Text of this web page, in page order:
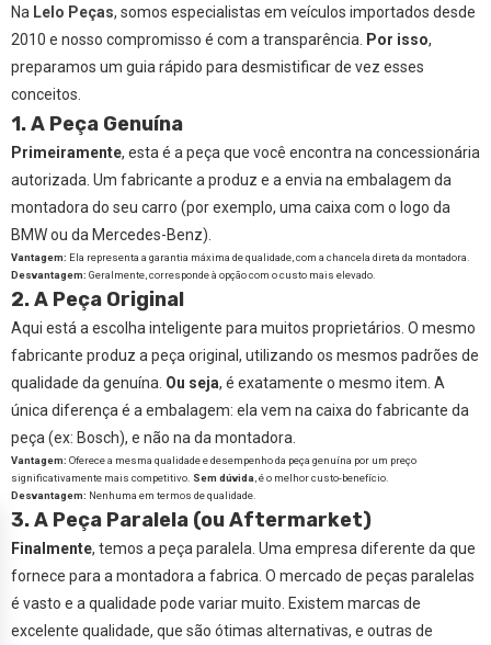
Na Lelo Peças, somos especialistas em veículos importados desde
2010 e nosso compromisso é com a transparência.
Por isso,
preparamos um guia rápido para desmistificar de vez esses
conceitos.
1. A Peça Genuína
Primeiramente, esta é a peça que você encontra na concessionária
autorizada. Um fabricante a produz e a envia na embalagem da
montadora do seu carro (por exemplo, uma caixa com o logo da
BMW ou da Mercedes-Benz).
Vantagem: Ela representa a garantia máxima de qualidade, com a chancela direta da montadora.
Desvantagem: Geralmente, corresponde à opção com o custo mais elevado.
2. A Peça Original
Aqui está a escolha inteligente para muitos proprietários. O mesmo
fabricante produz a peça original, utilizando os mesmos padrões de
qualidade da genuína. Ou seja, é exatamente o mesmo item. A
única diferença é a embalagem: ela vem na caixa do fabricante da
peça (ex: Bosch), e não na da montadora.
Vantagem: Oferece a mesma qualidade e desempenho da peça genuína por um preço
significativamente mais competitivo. Sem dúvida , é o melhor custo-benefício.
Desvantagem: Nenhuma em termos de qualidade.
3. A Peça Paralela (ou Aftermarket)
Finalmente, temos a peça paralela. Uma empresa diferente da que
fornece para a montadora a fabrica. O mercado de peças paralelas
é vasto e a qualidade pode variar muito. Existem marcas de
excelente qualidade, que são ótimas alternativas, e outras de